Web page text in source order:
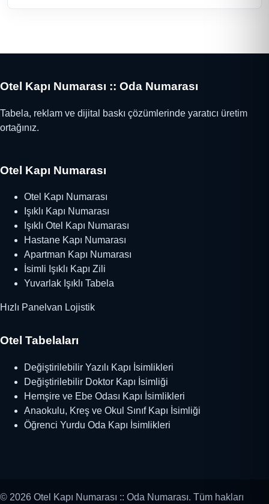
Otel Kapı Numarası :: Oda Numarası
Tabela, reklam ve dijital baskı çözümlerinde yaratıcı üretim
ortağınız.
Otel Kapı Numarası
Otel Kapı Numarası
Işıklı Kapı Numarası
Işıklı Otel Kapı Numarası
Hastane Kapı Numarası
Apartman Kapı Numarası
İsimli Işıklı Kapı Zili
Yuvarlak Işıklı Tabela
Hızlı Panelvan Lojistik
Otel Tabelaları
Değiştirilebilir Yazılı Kapı İsimlikleri
Değiştirilebilir Doktor Kapı İsimliği
Hemşire ve Ebe Odası Kapı İsimlikleri
Anaokulu, Kreş ve Okul Sınıf Kapı İsimliği
Öğrenci Yurdu Oda Kapı İsimlikleri
© 2026 Otel Kapı Numarası :: Oda Numarası. Tüm hakları